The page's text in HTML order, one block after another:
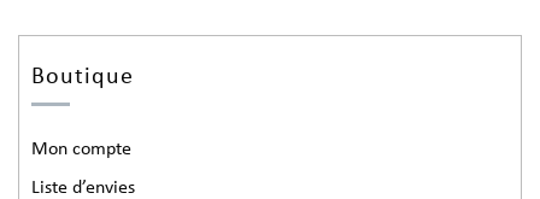
Boutique
Mon compte
Liste d’envies